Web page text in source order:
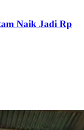
Naik Jadi Rp